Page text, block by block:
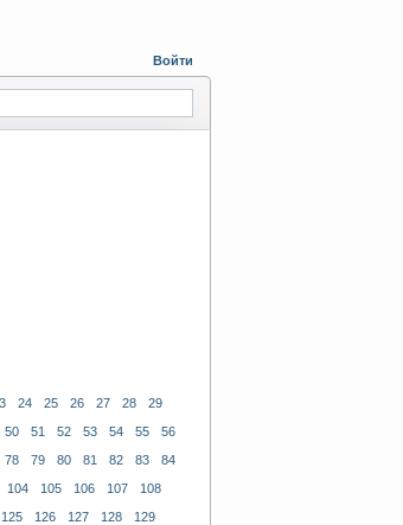
Войти
24 25 26 27 28
29
50 51 52 53 54 55
56
78 79 80 81 82 83
84
104 105 106 107
108
125 126 127 128
129